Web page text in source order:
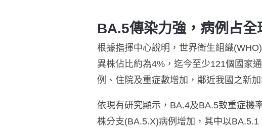
BA.5傳染力強，病例占全
根據指揮中心說明，世界衛生組織
異株佔比約為4%，迄今至少121個國家
例、住院及重症數增加，鄰近我國之新
依現有研究顯示，BA.4及BA.5致重症機
株分支(BA.5.X)病例增加，其中以